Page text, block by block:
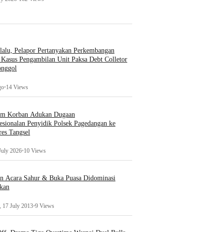
Pelapor Pertanyakan Perkembangan
Kasus Pengambilan Unit Paksa Debt Colletor
•14 Views
Korban Adukan Dugaan
Penyidik Polsek Pagedangan ke
Tangsel
2026•10 Views
Acara Sahur & Buka Puasa Didominasi
17 July 2013•9 Views